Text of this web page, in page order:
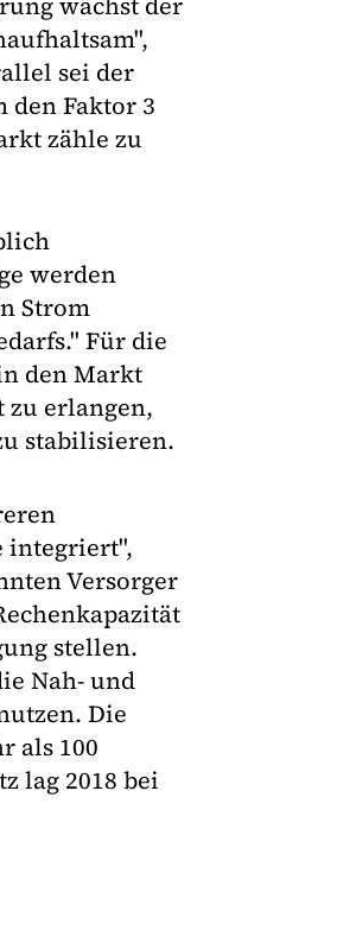
sei der
den Faktor 3
zähle zu
werden
Strom
Für die
den Markt
erlangen,
stabilisieren.
integriert",
Versorger
stellen.
Nah- und
Die
als 100
lag 2018 bei